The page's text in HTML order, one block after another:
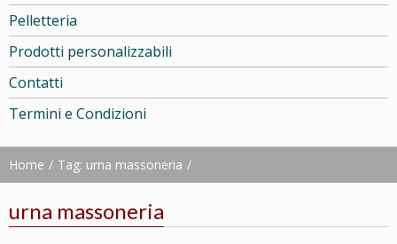
Pelletteria
Prodotti personalizzabili
Contatti
Termini e Condizioni
Home Tag: urna massoneria
urna massoneria